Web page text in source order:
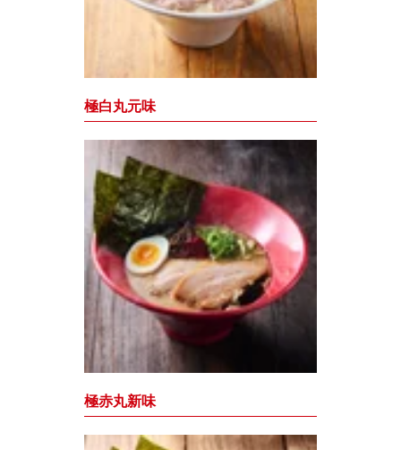
極白丸元味
極赤丸新味